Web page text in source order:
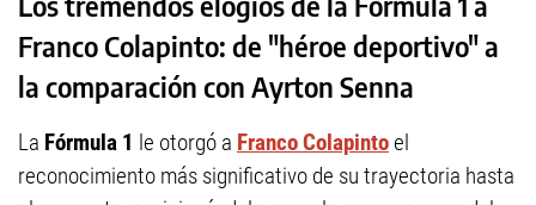
Franco Colapinto: de "héroe deportivo" a
la comparación con Ayrton Senna
La Fórmula 1 le otorgó a Franco Colapintoel
reconocimiento más significativo de su trayectoria hasta